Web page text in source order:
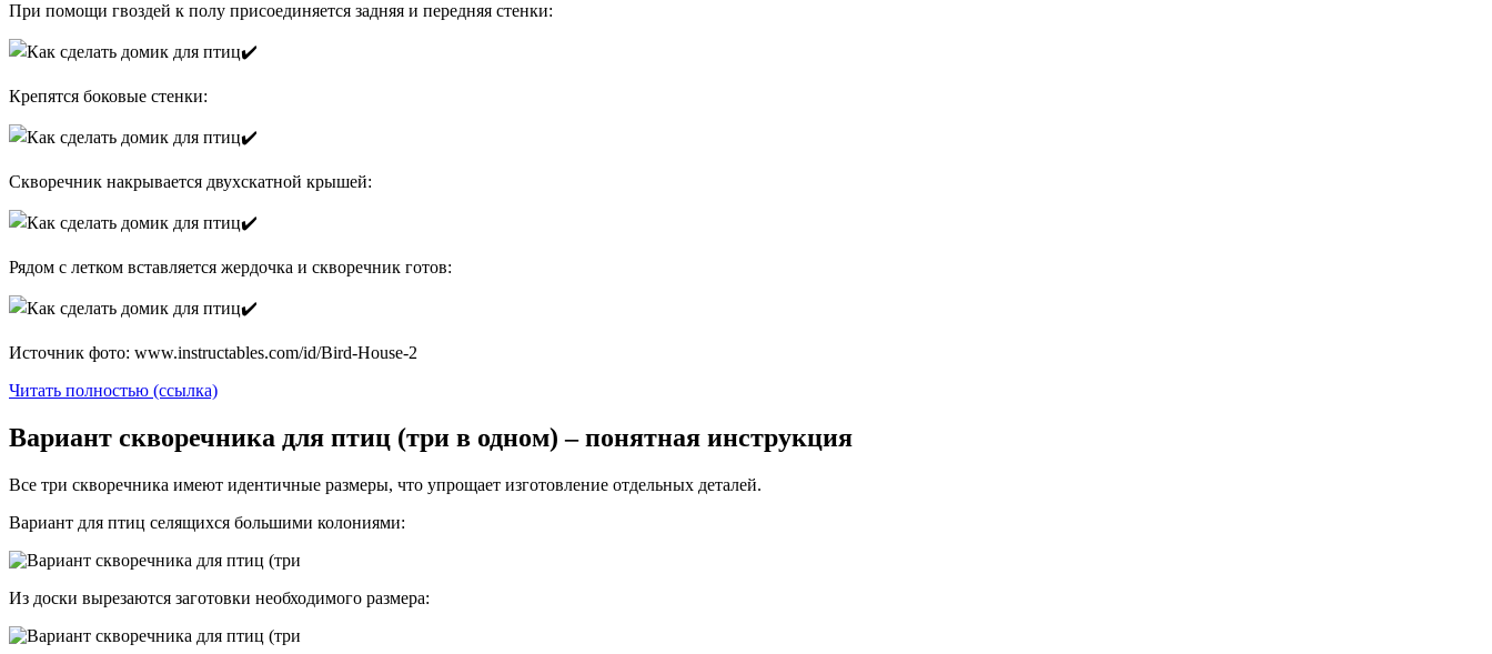
При помощи гвоздей к полу присоединяется задняя и передняя стенки:
Крепятся боковые стенки:
Скворечник накрывается двухскатной крышей:
Рядом с летком вставляется жердочка и скворечник готов:
Источник фото: www.instructables.com/id/Bird-House-2
Читать полностью (ссылка)
Вариант скворечника для птиц (три в одном) – понятная инструкция
Все три скворечника имеют идентичные размеры, что упрощает изготовление отдельных деталей.
Вариант для птиц селящихся большими колониями:
Из доски вырезаются заготовки необходимого размера: